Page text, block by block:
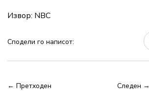
Извор: NBC
Сподели го написот:
← Претходен Следен →